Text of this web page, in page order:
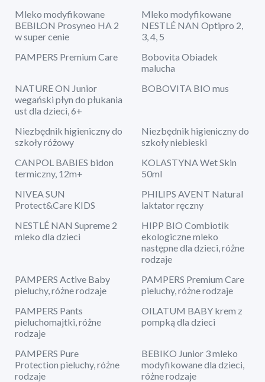
Mleko modyfikowane
BEBILON Prosyneo HA 2
w super cenie
Mleko modyfikowane
NESTLÉ NAN Optipro 2,
3, 4, 5
PAMPERS Premium Care
Bobovita Obiadek
malucha
NATURE ON Junior
wegański płyn do płukania
ust dla dzieci, 6+
BOBOVITA BIO mus
Niezbędnik higieniczny do
szkoły różowy
Niezbędnik higieniczny do
szkoły niebieski
CANPOL BABIES bidon
termiczny, 12m+
KOLASTYNA Wet Skin
50ml
NIVEA SUN
Protect&Care KIDS
PHILIPS AVENT Natural
laktator ręczny
NESTLÉ NAN Supreme 2
mleko dla dzieci
HIPP BIO Combiotik
ekologiczne mleko
następne dla dzieci, różne
rodzaje
PAMPERS Active Baby
pieluchy, różne rodzaje
PAMPERS Premium Care
pieluchy, różne rodzaje
PAMPERS Pants
pieluchomajtki, różne
rodzaje
OILATUM BABY krem z
pompką dla dzieci
PAMPERS Pure
Protection pieluchy, różne
rodzaje
BEBIKO Junior 3 mleko
modyfikowane dla dzieci,
różne rodzaje